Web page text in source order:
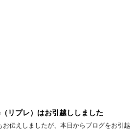
リプレ）はお引越ししました
お伝えしましたが、本日からブログをお引越